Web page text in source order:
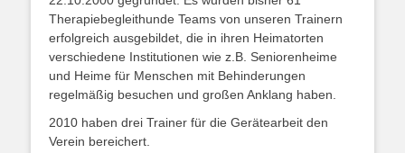
Therapiebegleithunde Teams von unseren Trainern
erfolgreich ausgebildet, die in ihren Heimatorten
verschiedene Institutionen wie z.B. Seniorenheime
und Heime für Menschen mit Behinderungen
regelmäßig besuchen und großen Anklang haben.
2010 haben drei Trainer für die Gerätearbeit den
Verein bereichert.